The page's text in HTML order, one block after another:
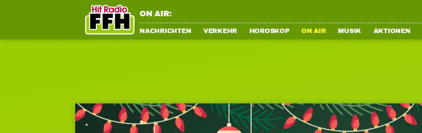
ON AIR:
NACHRICHTEN VERKEHR HOROSKOP ON AIR MUSIK AKTIONEN